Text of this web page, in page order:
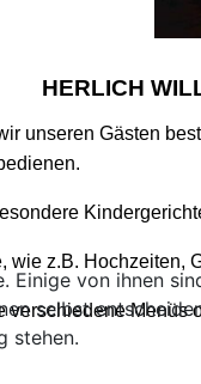
HERLICH
unseren Gästen
z.B. Hochzeiten,
Menüs
Einige von ihnen
selbst
stehen.